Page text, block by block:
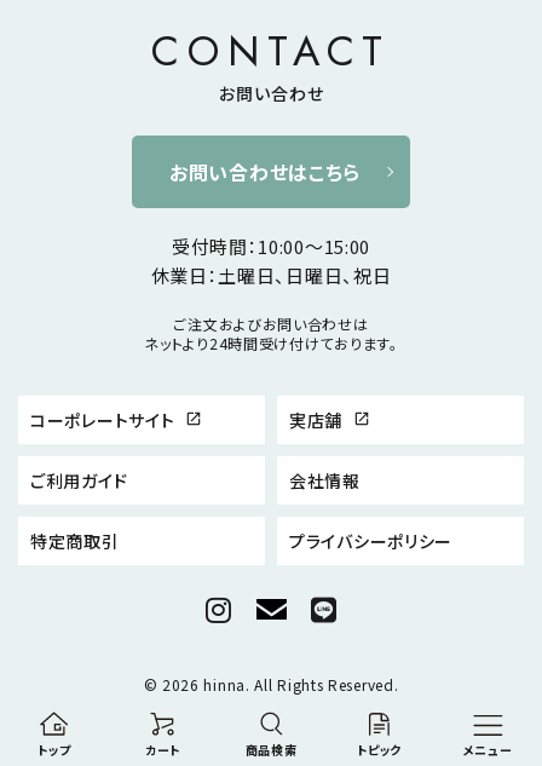
トップ カート 商品検索 トピック メニュー
CONTACT
お問い合わせ
お問い合わせはこちら
受付時間：10:00～15:00
休業日：土曜日、日曜日、祝日
ご注文およびお問い合わせは
ネットより24時間受け付けております。
コーポレートサイト open_in_new 実店舗 open_in_new
ご利用ガイド 会社情報
特定商取引 プライバシーポリシー
© 2026 hinna. All Rights Reserved.